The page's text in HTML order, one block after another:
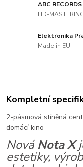
ABC RECORDS
HD-
Elektronika
Made in EU
Kompletní
2-pásmová stíněná
domácí kino
NováNota X
estetiky,